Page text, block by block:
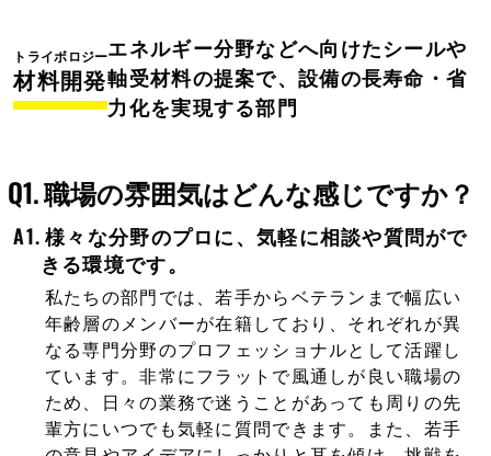
トライボロジー
材料開発
エネルギー分野などへ向けたシールや
軸受材料の提案で、設備の長寿命・省
力化を実現する部門
職場の雰囲気はどんな感じですか？
様々な分野のプロに、気軽に相談や質問がで
きる環境です。
私たちの部門では、若手からベテランまで幅広い
年齢層のメンバーが在籍しており、それぞれが異
なる専門分野のプロフェッショナルとして活躍し
ています。非常にフラットで風通しが良い職場の
ため、日々の業務で迷うことがあっても周りの先
輩方にいつでも気軽に質問できます。また、若手